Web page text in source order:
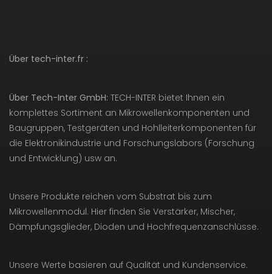
Über tech-inter.fr :
Über Tech-Inter GmbH: TECH-INTER bietet Ihnen ein
komplettes Sortiment an Mikrowellenkomponenten und
Baugruppen, Testgeräten und Hohlleiterkomponenten für
die Elektronikindustrie und Forschungslabors (Forschung
und Entwicklung) usw an.
Unsere Produkte reichen vom Substrat bis zum
Mikrowellenmodul. Hier finden Sie Verstärker, Mischer,
Dämpfungsglieder, Dioden und Hochfrequenzanschlüsse.
Unsere Werte basieren auf Qualität und Kundenservice.